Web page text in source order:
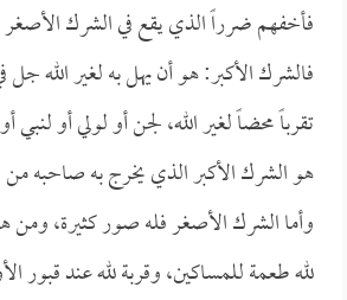
فأخفهم ضرراً الذي يقع في الشرك الأصغر
فالشرك الأكبر: هو أن يهل به لغير الله
تقرباً محضاً لغير الله، لجن أو لولي أو
هو الشرك الأكبر الذي يخرج به صاحبه من
وأما الشرك الأصغر فله صور كثيرة،
لله طعمة للمساكين، وقربة لله عند قبور